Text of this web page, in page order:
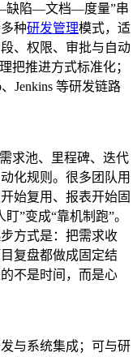
缺陷—文档—度量”串
种研发管理模式，适
、权限、审批与自动
把推进方式标准化；
Jenkins 等研发链路
求池、里程碑、迭代
化规则。很多团队用
始复用、报表开始固
”变成“靠机制跑”。
方式是：把需求收
复盘都做成固定结
不是时间，而是心
与系统集成；可与研